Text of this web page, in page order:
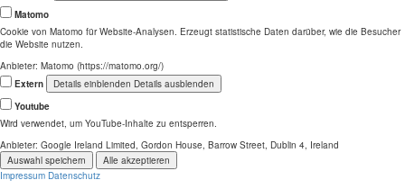
Matomo
Cookie von Matomo für Website-Analysen. Erzeugt statistische Daten darüber, wie die Besucher
die Website nutzen.
Anbieter: Matomo (https://matomo.org/)
Extern
Details einblenden Details ausblenden
Youtube
Wird verwendet, um YouTube-Inhalte zu entsperren.
Anbieter: Google Ireland Limited, Gordon House, Barrow Street, Dublin 4, Ireland
Auswahl speichern
Alle akzeptieren
Impressum Datenschutz